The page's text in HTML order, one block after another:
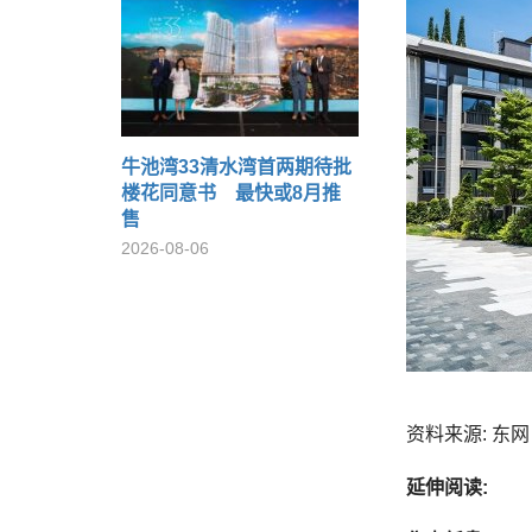
牛池湾33清水湾首两期待批
楼花同意书 最快或8月推
售
2026-08-06
资料来源: 东
延伸阅读: